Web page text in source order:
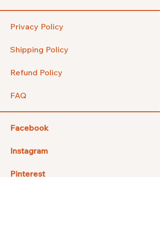
Privacy Policy
Shipping Policy
Refund Policy
FAQ
Facebook
Instagram
Pinterest